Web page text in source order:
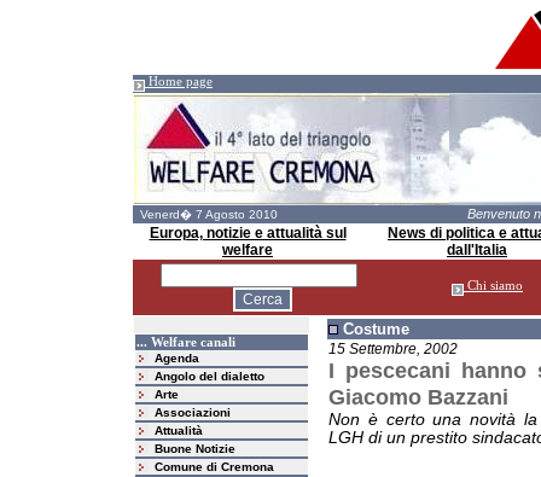
Home page
Venerd� 7 Agosto 2010 Benvenuto
Europa, notizie e attualità sul
welfare
News di politica e
dall'Italia
Chi siamo
... Welfare canali
Agenda
Angolo del dialetto
Arte
Associazioni
Attualità
Buone Notizie
Comune di Cremona
Costume
15 Settembre, 2002
I pescecani
Giacomo Bazzani
Non è certo una novità
LGH di un prestito